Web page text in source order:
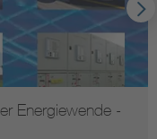
Energiewende -